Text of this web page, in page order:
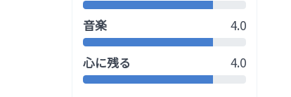
音楽 4.0
心に残る 4.0